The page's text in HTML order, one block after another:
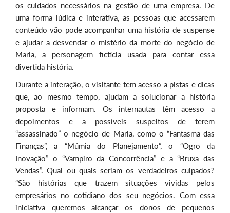
os cuidados necessários na gestão de uma empresa. De
uma forma lúdica e interativa, as pessoas que acessarem
conteúdo vão pode acompanhar uma história de suspense
e ajudar a desvendar o mistério da morte do negócio de
Maria, a personagem fictícia usada para contar essa
divertida história.
Durante a interação, o visitante tem acesso a pistas e dicas
que, ao mesmo tempo, ajudam a solucionar a história
proposta e informam. Os internautas têm acesso a
depoimentos e a possíveis suspeitos de terem
“assassinado” o negócio de Maria, como o “Fantasma das
Finanças”, a “Múmia do Planejamento”, o “Ogro da
Inovação” o “Vampiro da Concorrência” e a “Bruxa das
Vendas”. Qual ou quais seriam os verdadeiros culpados?
“São histórias que trazem situações vividas pelos
empresários no cotidiano dos seu negócios. Com essa
iniciativa queremos alcançar os donos de pequenos